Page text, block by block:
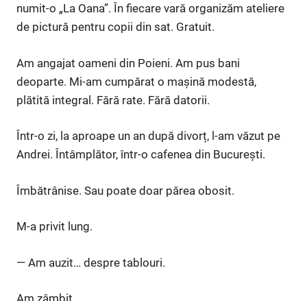
numit-o „La Oana”. În fiecare vară organizăm ateliere
de pictură pentru copii din sat. Gratuit.
Am angajat oameni din Poieni. Am pus bani
deoparte. Mi-am cumpărat o mașină modestă,
plătită integral. Fără rate. Fără datorii.
Într-o zi, la aproape un an după divorț, l-am văzut pe
Andrei. Întâmplător, într-o cafenea din București.
Îmbătrânise. Sau poate doar părea obosit.
M-a privit lung.
— Am auzit… despre tablouri.